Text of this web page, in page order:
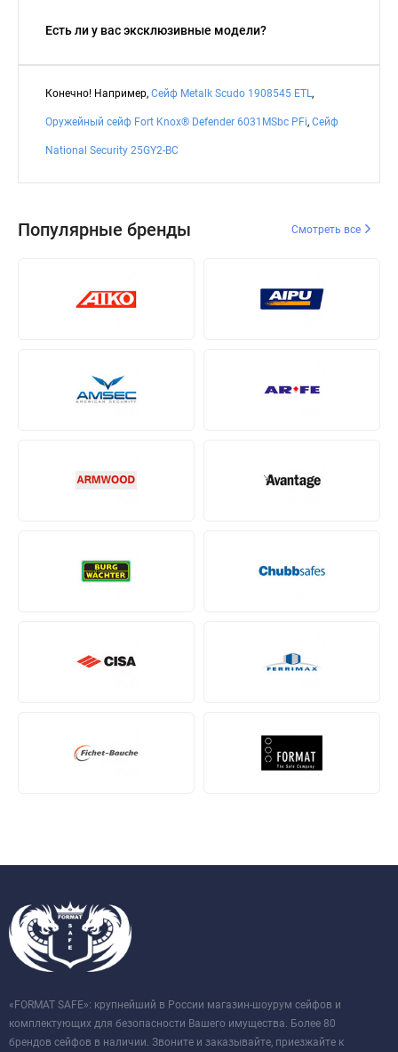
Есть ли у вас эксклюзивные модели?
Конечно! Например, Сейф Metalk Scudo 1908545 ETL,
Оружейный сейф Fort Knox® Defender 6031MSbc PFi, Сейф
National Security 25GY2-BC
Популярные бренды Смотреть все
«FORMAT SAFE»: крупнейший в России магазин-шоурум сейфов и
комплектующих для безопасности Вашего имущества. Более 80
брендов сейфов в наличии. Звоните и заказывайте, приезжайте к